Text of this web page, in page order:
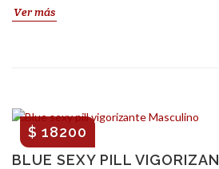
Ver más
BLUE SEXY PILL
$ 18200